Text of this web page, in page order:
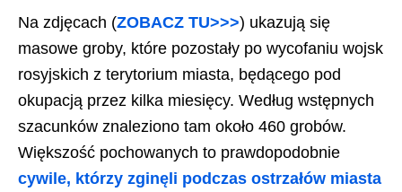
Na zdjęcach (ZOBACZ TU>>>) ukazują się
masowe groby, które pozostały po wycofaniu wojsk
rosyjskich z terytorium miasta, będącego pod
okupacją przez kilka miesięcy. Według wstępnych
szacunków znaleziono tam około 460 grobów.
Większość pochowanych to prawdopodobnie
cywile, którzy zginęli podczas ostrzałów miasta